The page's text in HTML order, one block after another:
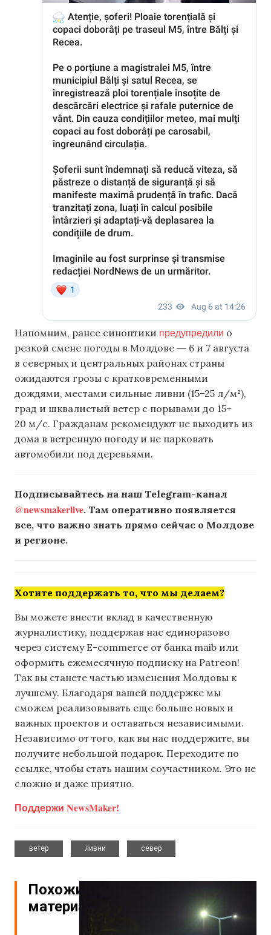
Напомним, ранее синоптики предупредили о
резкой смене погоды в Молдове ― 6 и 7 августа
в северных и центральных районах страны
ожидаются грозы с кратковременными
дождями, местами сильные ливни (15–25 л/м²),
град и шквалистый ветер с порывами до 15–
20 м/с. Гражданам рекомендуют не выходить из
дома в ветренную погоду и не парковать
автомобили под деревьями.
Подписывайтесь на наш Telegram-канал
@newsmakerlive. Там оперативно появляется
все, что важно знать прямо сейчас о Молдове
и регионе.
Хотите поддержать то, что мы делаем?
Вы можете внести вклад в качественную
журналистику, поддержав нас единоразово
через систему E-commerce от банка maib или
оформить ежемесячную подписку на Patreon!
Так вы станете частью изменения Молдовы к
лучшему. Благодаря вашей поддержке мы
сможем реализовывать еще больше новых и
важных проектов и оставаться независимыми.
Независимо от того, как вы нас поддержите, вы
получите небольшой подарок. Переходите по
ссылке, чтобы стать нашим соучастником. Это не
сложно и даже приятно.
Поддержи NewsMaker!
ветер
ливни
север
Похожие
материалы